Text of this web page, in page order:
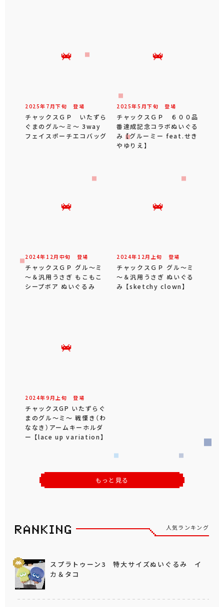
2025年 7 月下旬 登場
チャックスＧＰ いたずら
ぐまのグル～ミ～ 3way
フェイスポーチエコバッグ
2025年5 月下旬 登場
チャックスＧＰ ６００品
番達成記念コラボぬいぐる
み 【グルーミー feat.せき
やゆりえ】
2024年 12 月 中旬 登場
チャックスＧＰ グル～ミ
～＆汎用うさぎ もこもこ
シープボア ぬいぐるみ
2024年 12 月 上旬 登場
チャックスＧＰ グル～ミ
～＆汎用うさぎ ぬいぐる
み 【sketchy clown】
2024年9 月 上旬 登場
チャックスGP いたずらぐ
まのグル～ミ～ 戦慄き（わ
ななき）アームキーホルダ
ー 【lace up variation】
もっと見る
人気ランキング
スプラトゥーン3 特大サイズぬいぐるみ イ
カ＆タコ